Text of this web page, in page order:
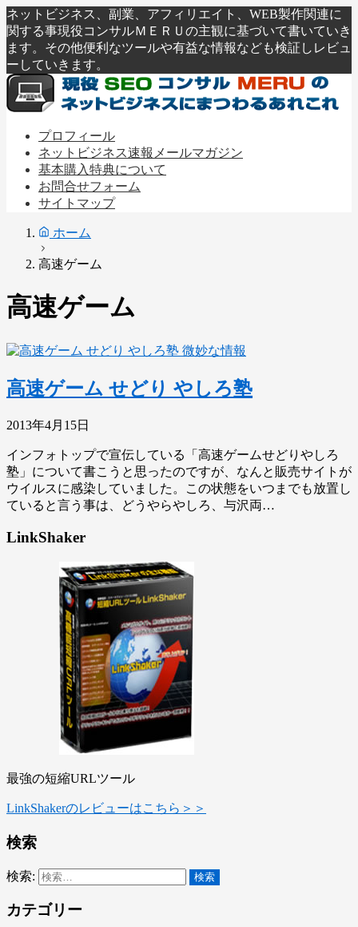
ネットビジネス、副業、アフィリエイト、WEB製作関連に
関する事現役コンサルＭＥＲＵの主観に基づいて書いていき
ます。その他便利なツールや有益な情報なども検証しレビュ
ーしていきます。
プロフィール
ネットビジネス速報メールマガジン
基本購入特典について
お問合せフォーム
サイトマップ
ホーム
高速ゲーム
高速ゲーム
微妙な情報
高速ゲーム せどり やしろ塾
2013年4月15日
インフォトップで宣伝している「高速ゲームせどりやしろ
塾」について書こうと思ったのですが、なんと販売サイトが
ウイルスに感染していました。この状態をいつまでも放置し
ていると言う事は、どうやらやしろ、与沢両…
LinkShaker
最強の短縮URLツール
LinkShakerのレビューはこちら＞＞
検索
検索:
カテゴリー